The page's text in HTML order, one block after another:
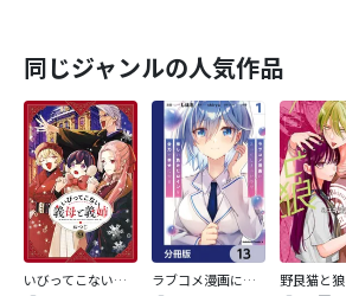
同じジャンルの人気作品
いびってこない義母と義姉
ラブコメ漫画に入ってしまったので、推しの負けヒロインを全力で幸せにする【分冊版】
野良猫と狼